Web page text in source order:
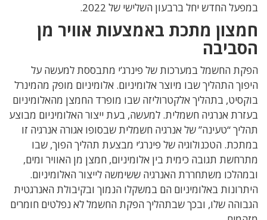
במפעל החדש יחל ברבעון השלישי של 2022.
חמצון מתכת באמצעות אוויר מן
הסביבה
הפקת החשמל במערכות של פינרג’י מתבססת למעשה על
היפוך התהליך שבו מיוצר אלומיניום. אלומיניום מופק מהמינרל
בוקסיט, בתהליך אלקטרוליזה שבו מופרד החמצן מהאלומיניום
בעזרת אנרגיה חשמלית. למעשה, בעת ייצור האלומיניום מבוצע
תהליך “טעינה” של אנרגיה חשמלית שבסופו אגורה אנרגיה זו
במתכת. הטכנולוגיה של פינרג’י מבצעת תהליך הפוך, שבו
מתרחשת תגובה כימית בין אלומיניום, חמצן מן האוויר ומים,
ובמהלכו משתחררת האנרגיה ששימשה לייצור האלומיניום.
היתרונות באלומיניום הם במשקלו הנמוך ובקיבולת האנרגטית
הגבוהה שלו, ובכך שבתהליך הפקת החשמל לא נפלטים חומרים